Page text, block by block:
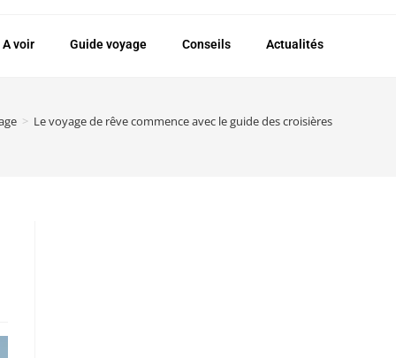
A voir Guide voyage Conseils Actualités
> Le voyage de rêve commence avec le guide des croisières